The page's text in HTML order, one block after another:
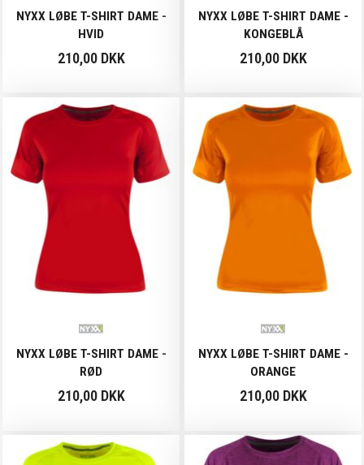
NYXX LØBE T-SHIRT DAME -
HVID
210,00 DKK
NYXX LØBE T-SHIRT DAME -
KONGEBLÅ
210,00 DKK
NYXX LØBE T-SHIRT DAME -
RØD
210,00 DKK
NYXX LØBE T-SHIRT DAME -
ORANGE
210,00 DKK